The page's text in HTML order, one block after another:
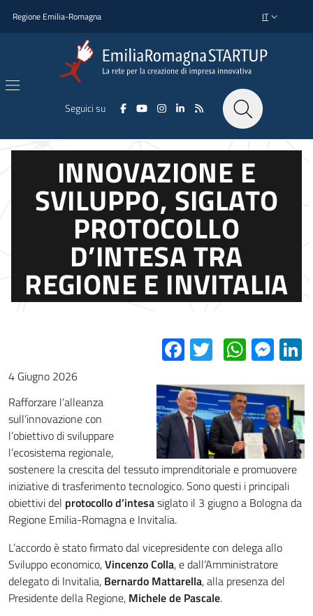
Regione Emilia-Romagna SELETTORE
IT
Seguici su
INNOVAZIONE E
SVILUPPO, SIGLATO
PROTOCOLLO
D’INTESA TRA
REGIONE E INVITALIA
Facebook
Twitter
4 Giugno 2026
Rafforzare l’alleanza
sull’innovazione con
l’obiettivo di sviluppare
l’ecosistema regionale,
sostenere la crescita del tessuto imprenditoriale e promuovere
iniziative di trasferimento tecnologico. Sono questi i principali
obiettivi del protocollo d’intesasiglato il 3 giugno a Bologna da
Regione Emilia-Romagna e Invitalia.
L’accordo è stato firmato dal vicepresidente con delega allo
Sviluppo economico,Vincenzo Colla, e dall’Amministratore
delegato di Invitalia, Bernardo Mattarella,alla presenza del
Presidente della Regione, Michele de Pascale.